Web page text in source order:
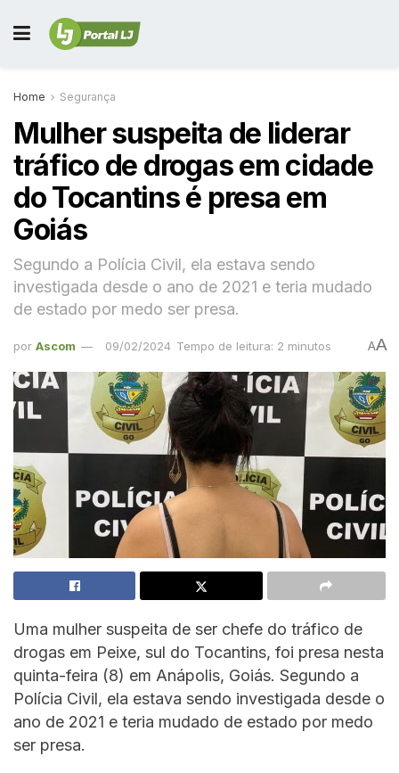
Home Segurança
Mulher suspeita de liderar
tráfico de drogas em cidade
do Tocantins é presa em
Goiás
Segundo a Polícia Civil, ela estava sendo
investigada desde o ano de 2021 e teria mudado
de estado por medo ser presa.
por Ascom 09/02/2024 Tempo de leitura: 2 minutos AA
Uma mulher suspeita de ser chefe do tráfico de
drogas em Peixe, sul do Tocantins, foi presa nesta
quinta-feira (8) em Anápolis, Goiás. Segundo a
Polícia Civil, ela estava sendo investigada desde o
ano de 2021 e teria mudado de estado por medo
ser presa.